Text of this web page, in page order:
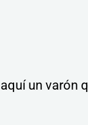
un varón